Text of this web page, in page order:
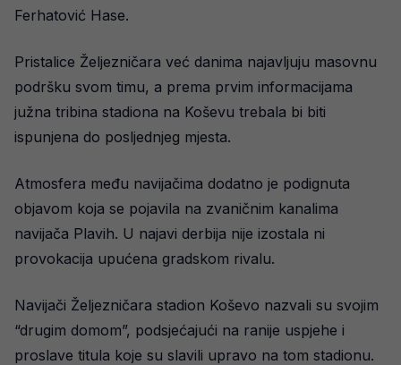
Ferhatović Hase.
Pristalice Željezničara već danima najavljuju masovnu
podršku svom timu, a prema prvim informacijama
južna tribina stadiona na Koševu trebala bi biti
ispunjena do posljednjeg mjesta.
Atmosfera među navijačima dodatno je podignuta
objavom koja se pojavila na zvaničnim kanalima
navijača Plavih. U najavi derbija nije izostala ni
provokacija upućena gradskom rivalu.
Navijači Željezničara stadion Koševo nazvali su svojim
“drugim domom”, podsjećajući na ranije uspjehe i
proslave titula koje su slavili upravo na tom stadionu.